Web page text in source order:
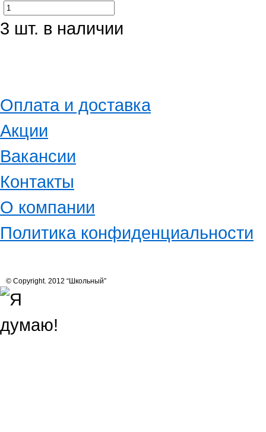
3 шт. в наличии
Оплата и доставка
Акции
Вакансии
Контакты
О компании
Политика конфиденциальности
© Copyright. 2012 “Школьный”